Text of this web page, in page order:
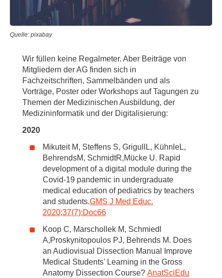
Quelle: pixabay
Wir füllen keine Regalmeter. Aber Beiträge von
Mitgliedern der AG finden sich in
Fachzeitschriften, Sammelbänden und als
Vorträge, Poster oder Workshops auf Tagungen zu
Themen der Medizinischen Ausbildung, der
Medizininformatik und der Digitalisierung:
2020
Mikuteit M, Steffens S, GrigullL, KühnleL,
BehrendsM, SchmidtR,Mücke U. Rapid
development of a digital module during the
Covid-19 pandemic in undergraduate
medical education of pediatrics by teachers
and students.GMS J Med Educ.
2020;37(7):Doc66
Koop C, Marschollek M, Schmiedl
A,Proskynitopoulos PJ, Behrends M. Does
an Audiovisual Dissection Manual Improve
Medical Students' Learning in the Gross
Anatomy Dissection Course? AnatSciEdu